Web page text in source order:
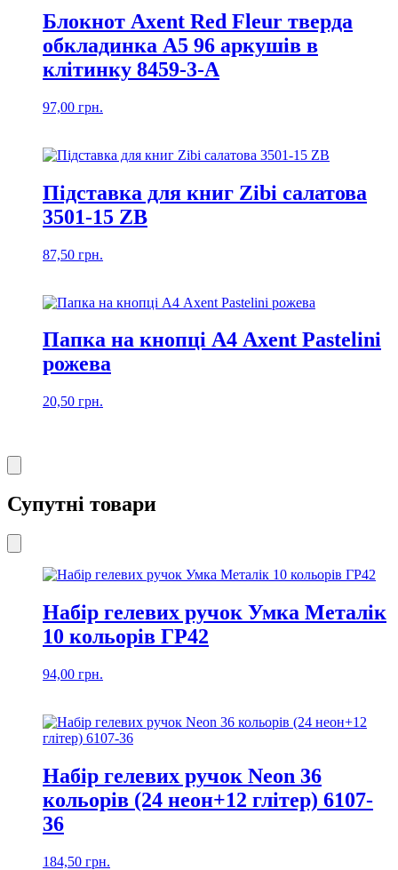
Блокнот Axent Red Fleur тверда
обкладинка А5 96 аркушів в
клітинку 8459-3-A
97,00 грн.
Підставка для книг Zibi салатова
3501-15 ZB
87,50 грн.
Папка на кнопці А4 Axent Pastelini
рожева
20,50 грн.
Супутні товари
Набір гелевих ручок Умка Meталік
10 кольорів ГР42
94,00 грн.
Набір гелевих ручок Neon 36
кольорів (24 неон+12 глітер) 6107-
36
184,50 грн.